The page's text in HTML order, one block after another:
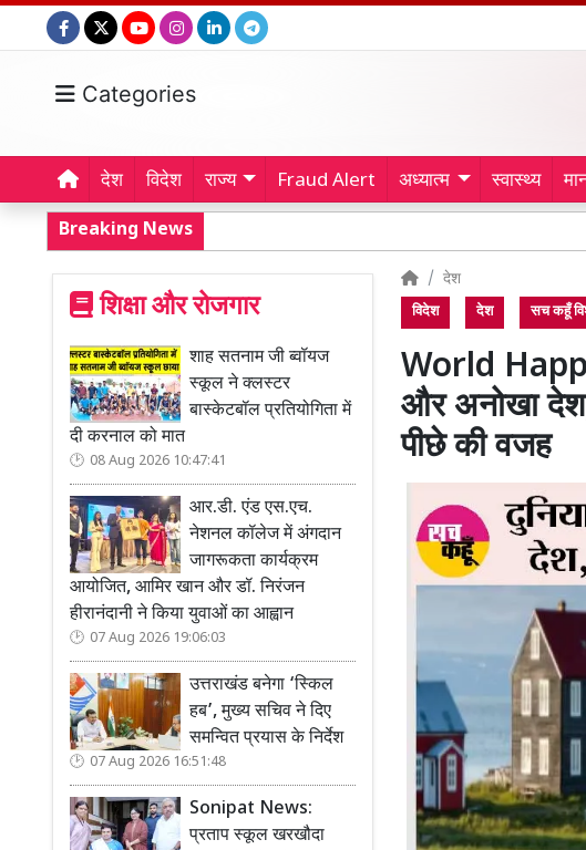
Categories
देश विदेश राज्य Fraud Alert अध्यात्म स्वास्थ्य
Breaking News
शिक्षा और रोजगार
शाह सतनाम जी ब्वॉयज
स्कूल ने क्लस्टर
बास्केटबॉल प्रतियोगिता में
दी करनाल को मात
08 Aug 2026 10:47:41
आर.डी. एंड एस.एच.
नेशनल कॉलेज में अंगदान
जागरूकता कार्यक्रम
आयोजित, आमिर खान और डॉ. निरंजन
हीरानंदानी ने किया युवाओं का आह्वान
07 Aug 2026 19:06:03
उत्तराखंड बनेगा ‘स्किल
हब’, मुख्य सचिव ने दिए
समन्वित प्रयास के निर्देश
07 Aug 2026 16:51:48
Sonipat News:
प्रताप स्कूल खरखौदा
देश
विदेश देश सच कहूँ
World
और अनोखा
पीछे की वजह